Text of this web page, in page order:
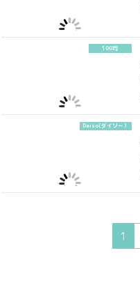
100均
Daiso(ダイソー）
1